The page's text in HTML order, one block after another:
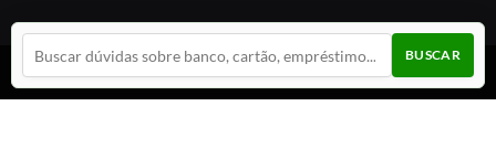
BUSCAR
© 2024 Guia da Cotação. Todos os direitos reservados